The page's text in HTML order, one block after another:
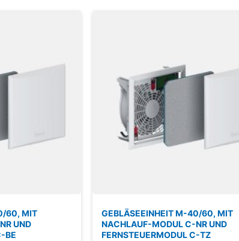
60, MIT
UND
BE
GEBLÄSEEINHEIT M-40/60, MIT
NACHLAUF-MODUL C-NR UND
FERNSTEUERMODUL C-TZ